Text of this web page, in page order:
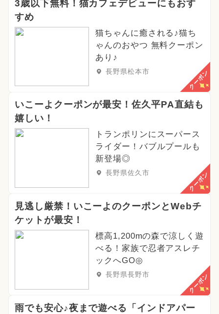
3歳以下無料！猫カフェデビューにもおす
すめ
猫ちゃんに癒される♪猫ち
ゃんのおやつ 無料クーポン
あり♪
長野県松本市 クーポン
いこーよクーポンが最安！佐久平PA直結も
嬉しい！
トランポリンにスーパース
ライダー！バブルプールも
新登場◎
長野県佐久市 クーポン
見逃し厳禁！いこーよのクーポンとWebチ
ケットが最安！
標高1,200mの森で涼しく遊
べる！家族で忍者アスレチ
ックへGO◎
長野県長野市 クーポン
雨でも安心♪夜まで遊べる「インドアパー